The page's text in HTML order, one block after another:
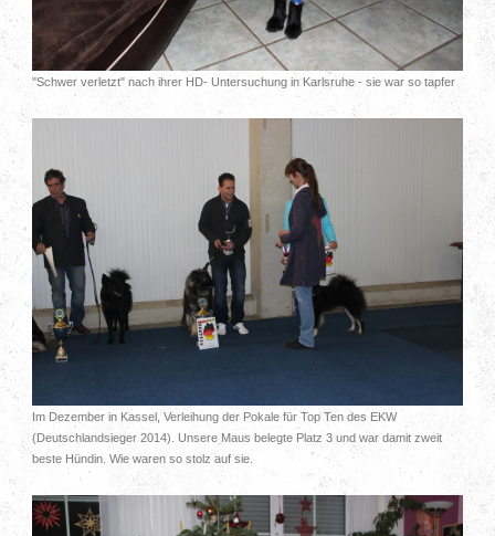
"Schwer verletzt" nach ihrer HD- Untersuchung in Karlsruhe - sie war so tapfer
Im Dezember in Kassel, Verleihung der Pokale für Top Ten des EKW
(Deutschlandsieger 2014). Unsere Maus belegte Platz 3 und war damit zweit
beste Hündin. Wie waren so stolz auf sie.